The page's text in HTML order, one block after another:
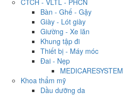
CTCH - VLTL - PHCN
Bàn - Ghế - Gậy
Giày - Lót giày
Giường - Xe lăn
Khung tập đi
Thiết bị - Máy móc
Đai - Nẹp
MEDICARESYSTEM
Khoa thẩm mỹ
Dầu dưỡng da